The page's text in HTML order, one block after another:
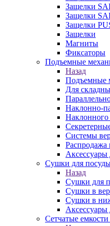
Защелки
Защелки
Защелки
Защелки
Магниты
Фиксаторы
Подъемные
Назад
Подъемные
Для
Наклонно-
Наклонного
Системы
Сушки для
Назад
Сушки для
Сушки в
Сушки в
Аксессуары
Сетчатые